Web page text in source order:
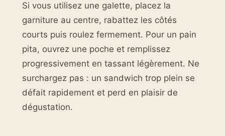
Si vous utilisez une galette, placez la
garniture au centre, rabattez les côtés
courts puis roulez fermement. Pour un pain
pita, ouvrez une poche et remplissez
progressivement en tassant légèrement. Ne
surchargez pas : un sandwich trop plein se
défait rapidement et perd en plaisir de
dégustation.